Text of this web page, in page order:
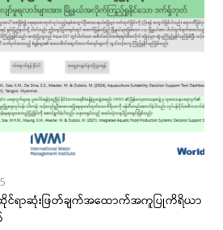
းဆိုင်ရာဆုံးဖြတ်ချက်အထောက်အကူပြုကိရိယာ